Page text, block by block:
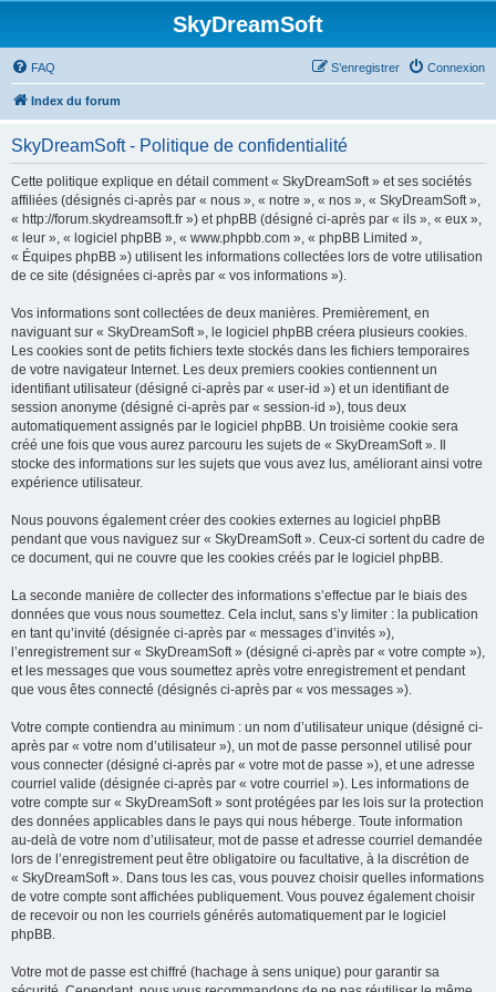
SkyDreamSoft
FAQ Connexion
S’enregistrer
Index du forum
SkyDreamSoft - Politique de confidentialité
Cette politique explique en détail comment « SkyDreamSoft » et ses sociétés
affiliées (désignés ci-après par « nous », « notre », « nos », « SkyDreamSoft »,
« http://forum.skydreamsoft.fr ») et phpBB (désigné ci-après par « ils », « eux »,
« leur », « logiciel phpBB », « www.phpbb.com », « phpBB Limited »,
« Équipes phpBB ») utilisent les informations collectées lors de votre utilisation
de ce site (désignées ci-après par « vos informations »).
Vos informations sont collectées de deux manières. Premièrement, en
naviguant sur « SkyDreamSoft », le logiciel phpBB créera plusieurs cookies.
Les cookies sont de petits fichiers texte stockés dans les fichiers temporaires
de votre navigateur Internet. Les deux premiers cookies contiennent un
identifiant utilisateur (désigné ci-après par « user-id ») et un identifiant de
session anonyme (désigné ci-après par « session-id »), tous deux
automatiquement assignés par le logiciel phpBB. Un troisième cookie sera
créé une fois que vous aurez parcouru les sujets de « SkyDreamSoft ». Il
stocke des informations sur les sujets que vous avez lus, améliorant ainsi votre
expérience utilisateur.
Nous pouvons également créer des cookies externes au logiciel phpBB
pendant que vous naviguez sur « SkyDreamSoft ». Ceux-ci sortent du cadre de
ce document, qui ne couvre que les cookies créés par le logiciel phpBB.
La seconde manière de collecter des informations s’effectue par le biais des
données que vous nous soumettez. Cela inclut, sans s’y limiter : la publication
en tant qu’invité (désignée ci-après par « messages d’invités »),
l’enregistrement sur « SkyDreamSoft » (désigné ci-après par « votre compte »),
et les messages que vous soumettez après votre enregistrement et pendant
que vous êtes connecté (désignés ci-après par « vos messages »).
Votre compte contiendra au minimum : un nom d’utilisateur unique (désigné ci-
après par « votre nom d’utilisateur »), un mot de passe personnel utilisé pour
vous connecter (désigné ci-après par « votre mot de passe »), et une adresse
courriel valide (désignée ci-après par « votre courriel »). Les informations de
votre compte sur « SkyDreamSoft » sont protégées par les lois sur la protection
des données applicables dans le pays qui nous héberge. Toute information
au-delà de votre nom d’utilisateur, mot de passe et adresse courriel demandée
lors de l’enregistrement peut être obligatoire ou facultative, à la discrétion de
« SkyDreamSoft ». Dans tous les cas, vous pouvez choisir quelles informations
de votre compte sont affichées publiquement. Vous pouvez également choisir
de recevoir ou non les courriels générés automatiquement par le logiciel
phpBB.
Votre mot de passe est chiffré (hachage à sens unique) pour garantir sa